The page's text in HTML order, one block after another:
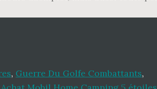
, Guerre Du Golfe Combattants,